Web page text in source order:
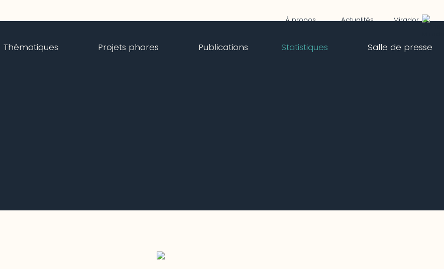
À propos Actualités Mirador
Thématiques Projets phares Publications Statistiques Salle de presse